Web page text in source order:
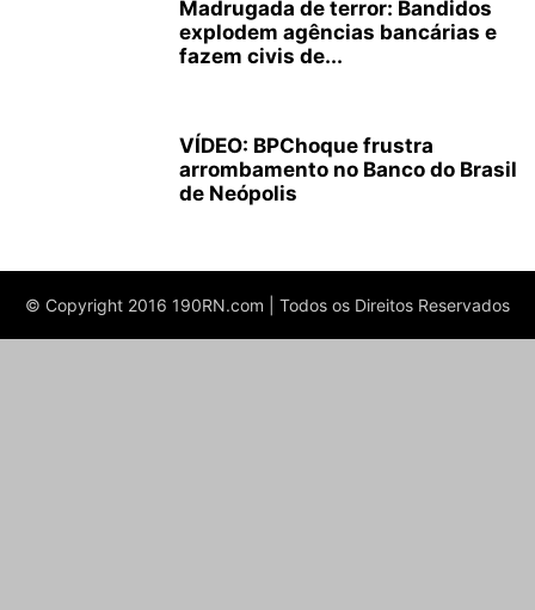
Madrugada de terror: Bandidos
explodem agências bancárias e
fazem civis de...
VÍDEO: BPChoque frustra
arrombamento no Banco do Brasil
de Neópolis
© Copyright 2016 190RN.com | Todos os Direitos Reservados